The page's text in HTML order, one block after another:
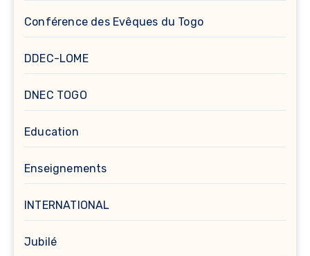
Conférence des Evêques du Togo
DDEC-LOME
DNEC TOGO
Education
Enseignements
INTERNATIONAL
Jubilé